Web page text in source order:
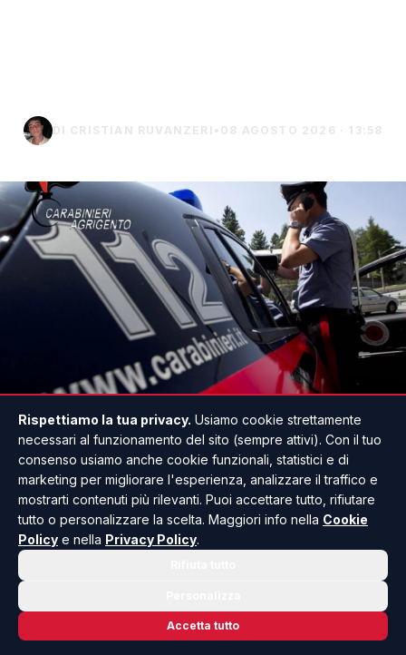
DI CRISTIAN RUVANZERI • 08 AGOSTO 2026 · 13:58
Proseguono i controlli dei carabinieri nelle
località costiere della provincia di Agrigento,
particolarmente frequentate durante la
stagione estiva.
I militari della stazione di Porto Empedocle
hanno intensificato le verifiche nelle aree vicine
agli stabilimenti balneari e maggiormente
Rispettiamo la tua privacy. Usiamo cookie strettamente
necessari al funzionamento del sito (sempre attivi). Con il tuo
consenso usiamo anche cookie funzionali, statistici e di
marketing per migliorare l'esperienza, analizzare il traffico e
mostrarti contenuti più rilevanti. Puoi accettare tutto, rifiutare
tutto o personalizzare la scelta. Maggiori info nella Cookie
Policy e nella Privacy Policy.
Accetta tutto